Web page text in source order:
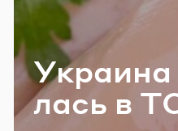
лась в
Email
Пароль